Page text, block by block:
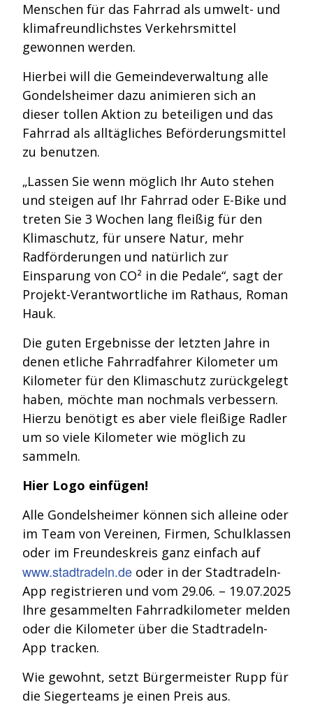
Menschen für das Fahrrad als umwelt- und
klimafreundlichstes Verkehrsmittel
gewonnen werden.
Hierbei will die Gemeindeverwaltung alle
Gondelsheimer dazu animieren sich an
dieser tollen Aktion zu beteiligen und das
Fahrrad als alltägliches Beförderungsmittel
zu benutzen.
„Lassen Sie wenn möglich Ihr Auto stehen
und steigen auf Ihr Fahrrad oder E-Bike und
treten Sie 3 Wochen lang fleißig für den
Klimaschutz, für unsere Natur, mehr
Radförderungen und natürlich zur
Einsparung von CO² in die Pedale“, sagt der
Projekt-Verantwortliche im Rathaus, Roman
Hauk.
Die guten Ergebnisse der letzten Jahre in
denen etliche Fahrradfahrer Kilometer um
Kilometer für den Klimaschutz zurückgelegt
haben, möchte man nochmals verbessern.
Hierzu benötigt es aber viele fleißige Radler
um so viele Kilometer wie möglich zu
sammeln.
Hier Logo einfügen!
Alle Gondelsheimer können sich alleine oder
im Team von Vereinen, Firmen, Schulklassen
oder im Freundeskreis ganz einfach auf
www.stadtradeln.de oder in der Stadtradeln-
App registrieren und vom 29.06. – 19.07.2025
Ihre gesammelten Fahrradkilometer melden
oder die Kilometer über die Stadtradeln-
App tracken.
Wie gewohnt, setzt Bürgermeister Rupp für
die Siegerteams je einen Preis aus.